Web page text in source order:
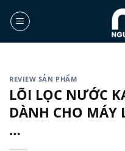
REVIEW SẢN PHẨM
LÕI LỌC NƯỚC
DÀNH CHO MÁY
…